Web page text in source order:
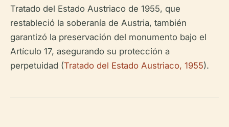
Tratado del Estado Austriaco de 1955, que
restableció la soberanía de Austria, también
garantizó la preservación del monumento bajo el
Artículo 17, asegurando su protección a
perpetuidad (Tratado del Estado Austriaco, 1955).